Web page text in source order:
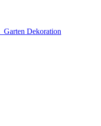
Garten Dekoration